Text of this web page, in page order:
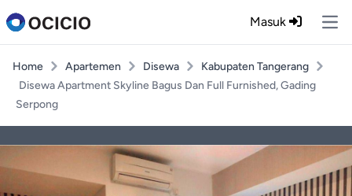
Masuk
Home Apartemen Disewa
Kabupaten Tangerang
Disewa Apartment Skyline Bagus Dan Full Furnished, Gading
Serpong